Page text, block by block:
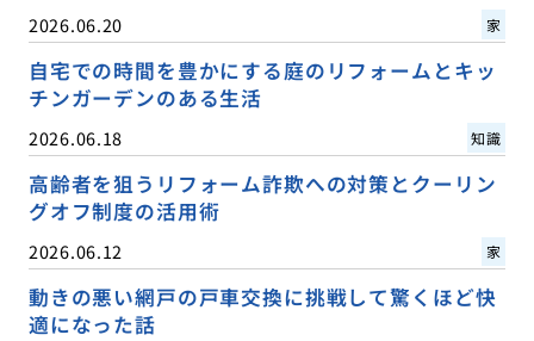
2026.06.20 家
自宅での時間を豊かにする庭のリフォームとキッ
チンガーデンのある生活
2026.06.18 知識
高齢者を狙うリフォーム詐欺への対策とクーリン
グオフ制度の活用術
2026.06.12 家
動きの悪い網戸の戸車交換に挑戦して驚くほど快
適になった話